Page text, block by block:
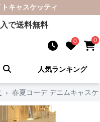
キャスケッティ
で送料無料
0 0
人気ランキング
› 春夏コーデ デニムキャスケ